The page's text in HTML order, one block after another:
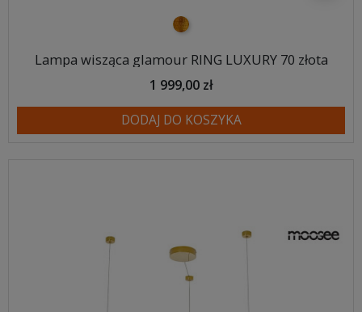
złoty
Lampa wisząca glamour RING LUXURY 70 złota
1 999,00 zł
DODAJ DO KOSZYKA